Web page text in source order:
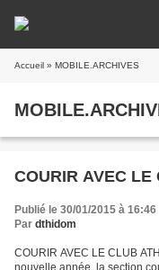
Accueil » MOBILE.ARCHIVES
COURIR AVEC
Publié le 30/01/2015 à 16:46
Par dthidom
COURIR AVEC LE CLUB
nouvelle année, la section